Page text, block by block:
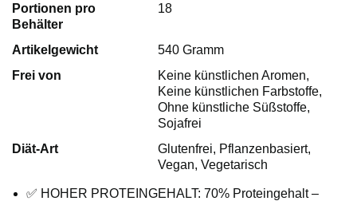
Portionen pro
Behälter
18
Artikelgewicht
540 Gramm
Frei von
Keine künstlichen Aromen,
Keine künstlichen Farbstoffe,
Ohne künstliche Süßstoffe,
Sojafrei
Diät-Art
Glutenfrei, Pflanzenbasiert,
Vegan, Vegetarisch
✅ HOHER PROTEINGEHALT: 70% Proteingehalt –